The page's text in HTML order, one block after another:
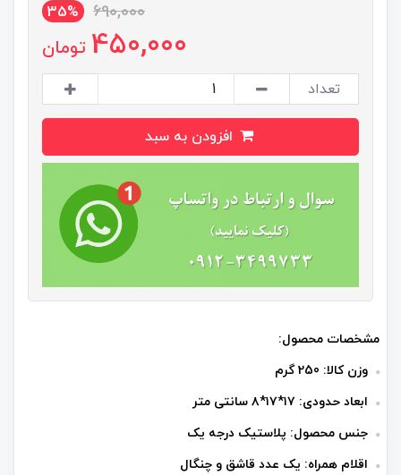
690,000
35%
450,000 تومان
تعداد
مشخصات محصول:
وزن کالا: 250 گرم
ابعاد حدودی: ۱۷*۱۷*۸ سانتی متر
جنس محصول: پلاستیک درجه یک
اقلام همراه: یک عدد قاشق و چنگال